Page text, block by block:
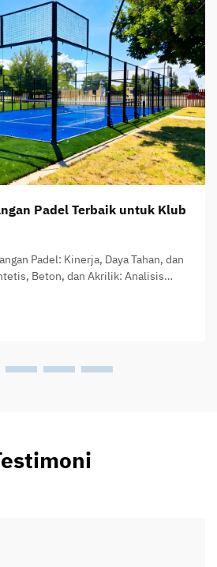
Padel Terbaik untuk Klub
Padel: Kinerja, Daya Tahan, dan
Beton, dan Akrilik: Analisis